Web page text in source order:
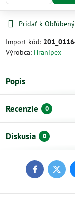
Pridať k
Import kód:
Výrobca: Hranipex
Popis
Recenzie 0
Diskusia 0
Facebook